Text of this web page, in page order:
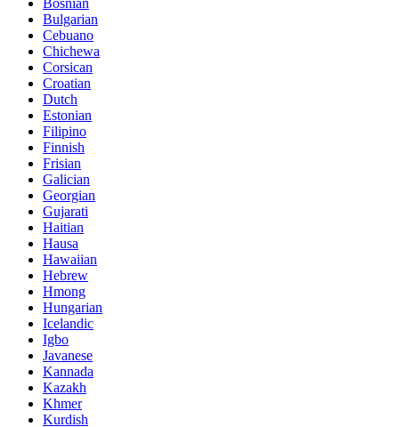
Bulgarian
Cebuano
Chichewa
Corsican
Croatian
Dutch
Estonian
Filipino
Finnish
Frisian
Galician
Georgian
Gujarati
Haitian
Hausa
Hawaiian
Hebrew
Hmong
Hungarian
Icelandic
Igbo
Javanese
Kannada
Kazakh
Khmer
Kurdish